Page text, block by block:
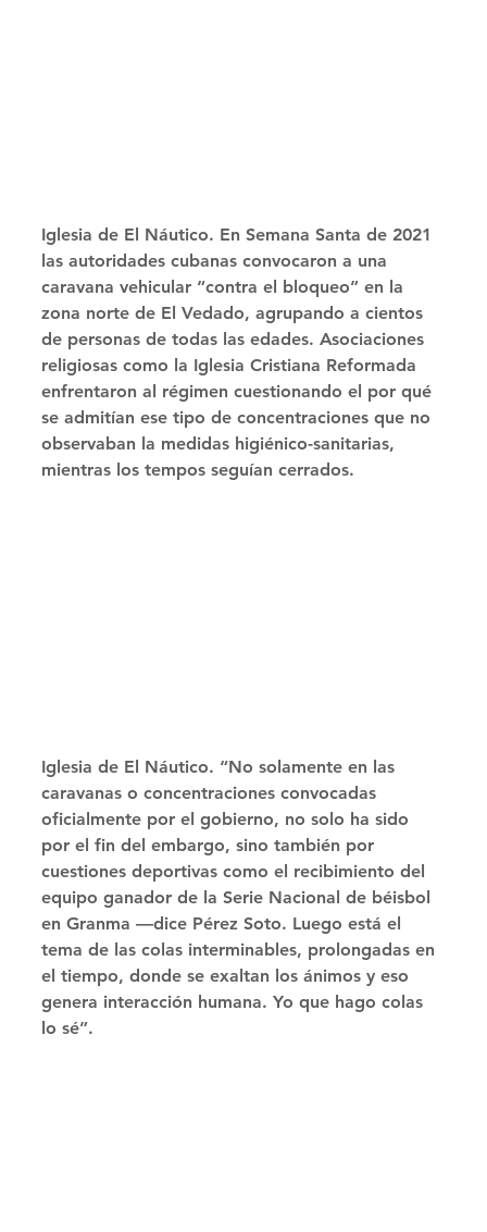
Iglesia de El Náutico. En Semana Santa de 2021
las autoridades cubanas convocaron a una
caravana vehicular “contra el bloqueo” en la
zona norte de El Vedado, agrupando a cientos
de personas de todas las edades. Asociaciones
religiosas como la Iglesia Cristiana Reformada
enfrentaron al régimen cuestionando el por qué
se admitían ese tipo de concentraciones que no
observaban la medidas higiénico-sanitarias,
mientras los tempos seguían cerrados.
Iglesia de El Náutico. “No solamente en las
caravanas o concentraciones convocadas
oficialmente por el gobierno, no solo ha sido
por el fin del embargo, sino también por
cuestiones deportivas como el recibimiento del
equipo ganador de la Serie Nacional de béisbol
en Granma —dice Pérez Soto. Luego está el
tema de las colas interminables, prolongadas en
el tiempo, donde se exaltan los ánimos y eso
genera interacción humana. Yo que hago colas
lo sé”.